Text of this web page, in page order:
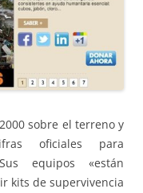
sobre el terreno y
oficiales para
equipos «están
kits de supervivencia